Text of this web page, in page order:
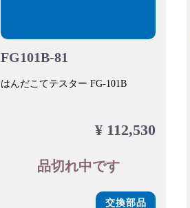
FG101B-81
はんだこてテスター FG-101B
¥ 112,530
品切れ中です
交換部品